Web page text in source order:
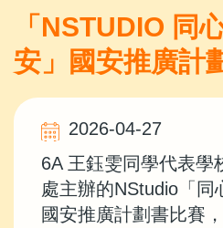
航
連
結
「NSTUDIO 同
安」國安推廣計
2026-04-27
6A 王鈺雯同學代表學
處主辦的NStudio「同
國安推廣計劃書比賽